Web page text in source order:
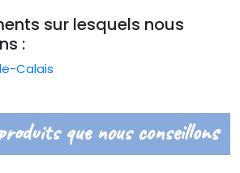
sur lesquels nous
:
Calais
que nous conseillons